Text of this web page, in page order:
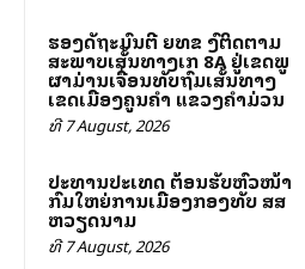
ຮອງລັດຖະມົນຕີ ຍທຂ ລົງຕິດຕາມ
ສະພາບເສັ້ນທາງເລກ 8A ຢູ່ເຂດພູ
ຜາມ່ານເຈື່ອນທັບຖົມເສັ້ນທາງ
ເຂດເມືອງຄູນຄໍາ ແຂວງຄໍາມ່ວນ
ທີ 7 August, 2026
ປະທານປະເທດ ຕ້ອນຮັບຫົວໜ້າ
ກົມໃຫຍ່ການເມືອງກອງທັບ ສສ
ຫວຽດນາມ
ທີ 7 August, 2026